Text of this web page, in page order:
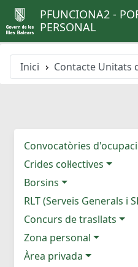
PFUNCIONA2 -
PERSONAL
Inici Contacte Unitats
Convocatòries
Crides col·lectives
Borsins
RLT (Serveis Generals i
Concurs de trasllats
Zona personal
Àrea privada